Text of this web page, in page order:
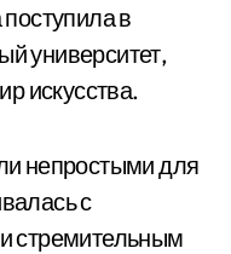
в
университет,
искусства.
непростыми для
с
стремительным